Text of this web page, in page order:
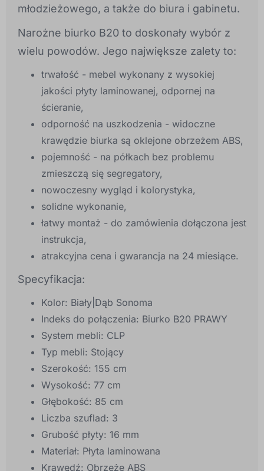
młodzieżowego, a także do biura i gabinetu.
Narożne biurko B20 to doskonały wybór z
wielu powodów. Jego największe zalety to:
trwałość - mebel wykonany z wysokiej
jakości płyty laminowanej, odpornej na
ścieranie,
odporność na uszkodzenia - widoczne
krawędzie biurka są oklejone obrzeżem ABS,
pojemność - na półkach bez problemu
zmieszczą się segregatory,
nowoczesny wygląd i kolorystyka,
solidne wykonanie,
łatwy montaż - do zamówienia dołączona jest
instrukcja,
atrakcyjna cena i gwarancja na 24 miesiące.
Specyfikacja:
Kolor: Biały|Dąb Sonoma
Indeks do połączenia: Biurko B20 PRAWY
System mebli: CLP
Typ mebli: Stojący
Szerokość: 155 cm
Wysokość: 77 cm
Głębokość: 85 cm
Liczba szuflad: 3
Grubość płyty: 16 mm
Materiał: Płyta laminowana
Krawędź: Obrzeże ABS